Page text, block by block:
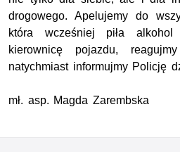
drogowego. Apelujemy do
która wcześniej piła
kierownicę pojazdu,
natychmiast informujmy Policję
mł. asp. Magda Zarembska